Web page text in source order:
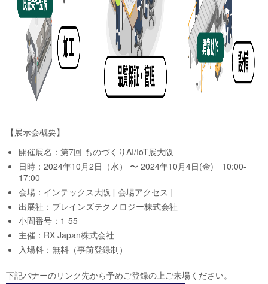
【展示会概要】
開催展名：第7回 ものづくりAI/IoT展大阪
日時：2024年10月2日（水） 〜 2024年10月4日(金) 10:00-
17:00
会場：インテックス大阪 [ 会場アクセス ]
出展社：ブレインズテクノロジー株式会社
小間番号：1-55
主催：RX Japan株式会社
入場料：無料（事前登録制）
下記バナーのリンク先から予めご登録の上ご来場ください。